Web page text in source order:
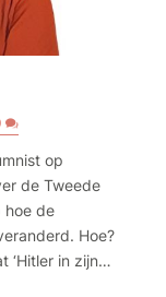
op
de Tweede
hoe de
Hoe?
‘Hitler in zijn